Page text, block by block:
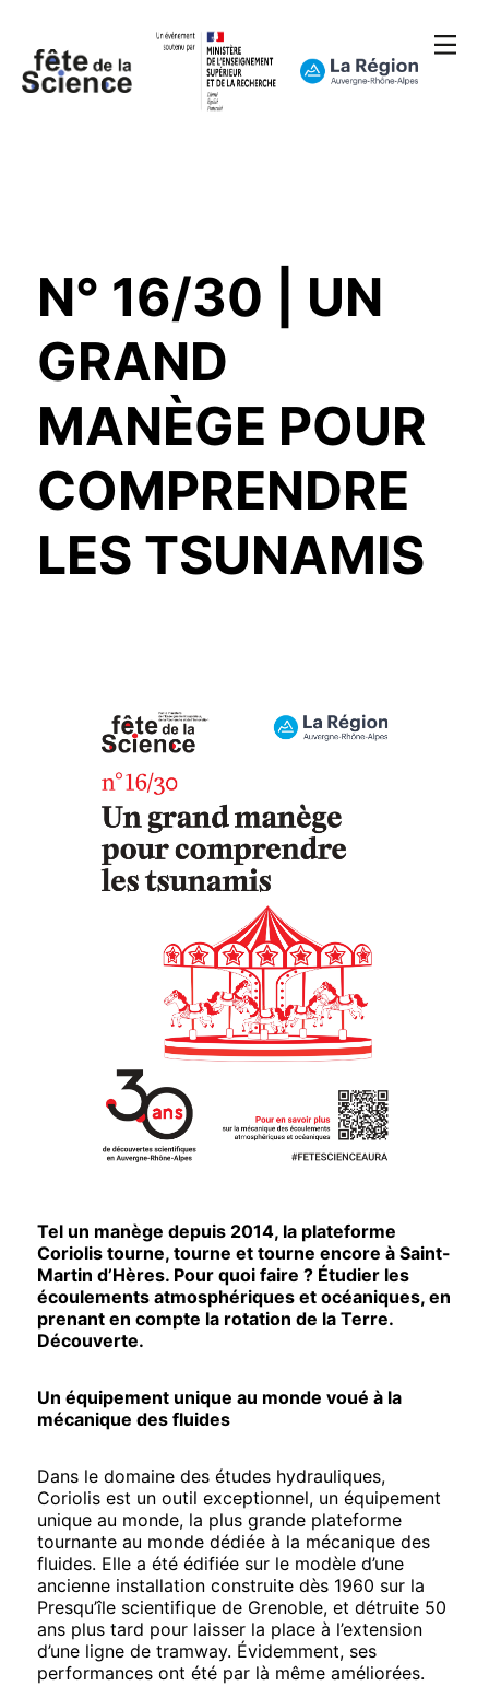
N° 16/30 | UN
GRAND
MANÈGE POUR
COMPRENDRE
LES TSUNAMIS
Tel un manège depuis 2014, la plateforme
Coriolis tourne, tourne et tourne encore à Saint-
Martin d’Hères. Pour quoi faire ? Étudier les
écoulements atmosphériques et océaniques, en
prenant en compte la rotation de la Terre.
Découverte.
Un équipement unique au monde voué à la
mécanique des fluides
Dans le domaine des études hydrauliques,
Coriolis est un outil exceptionnel, un équipement
unique au monde, la plus grande plateforme
tournante au monde dédiée à la mécanique des
fluides. Elle a été édifiée sur le modèle d’une
ancienne installation construite dès 1960 sur la
Presqu’île scientifique de Grenoble, et détruite 50
ans plus tard pour laisser la place à l’extension
d’une ligne de tramway. Évidemment, ses
performances ont été par là même améliorées.